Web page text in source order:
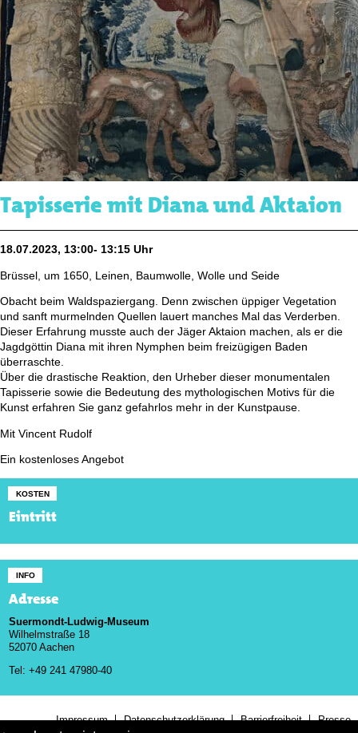
Tapisserie mit Diana und Aktaion
18.07.2023, 13:00- 13:15 Uhr
Brüssel, um 1650, Leinen, Baumwolle, Wolle und Seide
Obacht beim Waldspaziergang. Denn zwischen üppiger Vegetation
und sanft murmelnden Quellen lauert manches Mal das Verderben.
Dieser Erfahrung musste auch der Jäger Aktaion machen, als er die
Jagdgöttin Diana mit ihren Nymphen beim freizügigen Baden
überraschte.
Über die drastische Reaktion, den Urheber dieser monumentalen
Tapisserie sowie die Bedeutung des mythologischen Motivs für die
Kunst erfahren Sie ganz gefahrlos mehr in der Kunstpause.
Mit Vincent Rudolf
Ein kostenloses Angebot
KOSTEN
Eintritt
INFO
Adresse
Suermondt-Ludwig-Museum
Wilhelmstraße 18
52070 Aachen
Tel: +49 241 47980-40
Impressum Datenschutzerklärung Barrierfreiheit Presse